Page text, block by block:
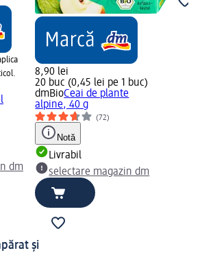
dm
8,90 lei
20 buc (0,45 lei pe 1 buc)
dmBioCeai de plante
alpine, 40 g
(72)
Notă
Livrabil
selectare magazin dm
și